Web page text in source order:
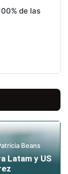
de las
Beans
Latam y US